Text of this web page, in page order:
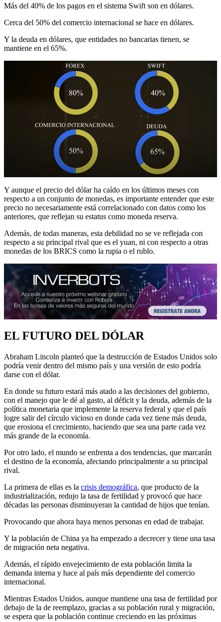
Más del 40% de los pagos en el sistema Swift son en dólares.
Cerca del 50% del comercio internacional se hace en dólares.
Y la deuda en dólares, que entidades no bancarias tienen, se
mantiene en el 65%.
Y aunque el precio del dólar ha caído en los últimos meses con
respecto a un conjunto de monedas, es importante entender que este
precio no necesariamente está correlacionado con datos como los
anteriores, que reflejan su estatus como moneda reserva.
Además, de todas maneras, esta debilidad no se ve reflejada con
respecto a su principal rival que es el yuan, ni con respecto a otras
monedas de los BRICS como la rupia o el rublo.
EL FUTURO DEL DÓLAR
Abraham Lincoln planteó que la destrucción de Estados Unidos solo
podría venir dentro del mismo país y una versión de esto podría
darse con el dólar.
En donde su futuro estará más atado a las decisiones del gobierno,
con el manejo que le dé al gasto, al déficit y la deuda, además de la
política monetaria que implemente la reserva federal y que el país
logre salir del círculo vicioso en donde cada vez tiene más deuda,
que erosiona el crecimiento, haciendo que sea una parte cada vez
más grande de la economía.
Por otro lado, el mundo se enfrenta a dos tendencias, que marcarán
el destino de la economía, afectando principalmente a su principal
rival.
La primera de ellas es la crisis demográfica, que producto de la
industrialización, redujo la tasa de fertilidad y provocó que hace
décadas las personas disminuyeran la cantidad de hijos que tenían.
Provocando que ahora haya menos personas en edad de trabajar.
Y la población de China ya ha empezado a decrecer y tiene una tasa
de migración neta negativa.
Además, el rápido envejecimiento de esta población limita la
demanda interna y hace al país más dependiente del comercio
internacional.
Mientras Estados Unidos, aunque mantiene una tasa de fertilidad por
debajo de la de reemplazo, gracias a su población rural y migración,
se espera que la población continue creciendo en las próximas